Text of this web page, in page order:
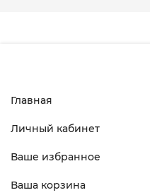
Главная
Личный кабинет
Ваше избранное
Ваша корзина